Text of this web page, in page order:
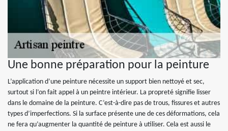
Une bonne préparation pour la peinture
L’application d’une peinture nécessite un support bien nettoyé et sec,
surtout si l’on fait appel à un peintre intérieur. La propreté signifie lisser
dans le domaine de la peinture. C’est-à-dire pas de trous, fissures et autres
types d’imperfections. Si la surface présente une de ces déformations, cela
ne fera qu’augmenter la quantité de peinture à utiliser. Cela est aussi le